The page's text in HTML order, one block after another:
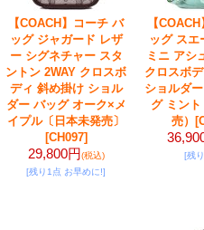
【COACH】コーチ バ
ッグ ジャガード レザ
ー シグネチャー スタ
ントン 2WAY クロスボ
ディ 斜め掛け ショル
ダー バッグ オーク×メ
イプル〔日本未発売〕
[CH097]
29,800円(税込)
[残り1点 お早めに!]
【
ッグ スエ
ミニ アシ
クロスボ
ショルダ
グ ミン
売）
[残